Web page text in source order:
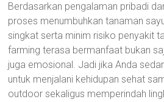
Berdasarkan pengalaman pribadi
proses menumbuhkan tanaman
singkat serta minim risiko penyakit
farming terasa bermanfaat bukan
juga emosional. Jadi jika Anda
untuk menjalani kehidupan sehat
outdoor sekaligus memperindah